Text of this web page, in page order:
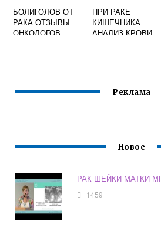
БОЛИГОЛОВ ОТ
РАКА ОТЗЫВЫ
ОНКОЛОГОВ
ПРИ РАКЕ
КИШЕЧНИКА
АНАЛИЗ КРОВИ
Реклама
Новое
РАК ШЕЙКИ МАТКИ
1459